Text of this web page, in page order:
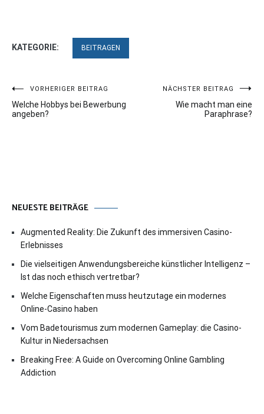
KATEGORIE: BEITRAGEN
Beitragsnavigation
VORHERIGER BEITRAG
Welche Hobbys bei Bewerbung
angeben?
NÄCHSTER BEITRAG
Wie macht man eine
Paraphrase?
NEUESTE BEITRÄGE
Augmented Reality: Die Zukunft des immersiven Casino-
Erlebnisses
Die vielseitigen Anwendungsbereiche künstlicher Intelligenz –
Ist das noch ethisch vertretbar?
Welche Eigenschaften muss heutzutage ein modernes
Online-Casino haben
Vom Badetourismus zum modernen Gameplay: die Casino-
Kultur in Niedersachsen
Breaking Free: A Guide on Overcoming Online Gambling
Addiction